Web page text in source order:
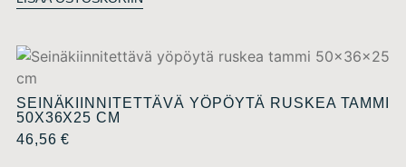
SEINÄKIINNITETTÄVÄ YÖPÖYTÄ RUSKEA TAMMI
50X36X25 CM
46,56€